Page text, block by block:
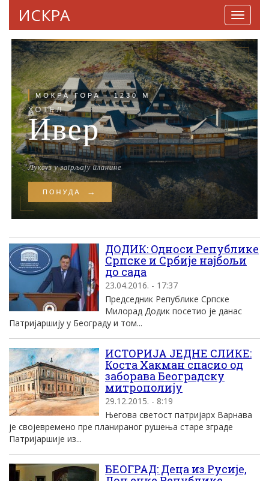
ИСКРА
ДОДИК: Oдноси Републике
Српске и Србиjе наjбољи
до сада
23.04.2016. - 17:37
Председник Републике Српске
Mилорад Додик посетио jе данас
Патриjаршиjу у Београду и том...
ИСТОРИЈА ЈЕДНЕ СЛИКЕ:
Коста Хакман спасио од
заборава Београдску
митрополију
29.12.2015. - 8:19
Његова светост патријарх Варнава
је својевремено пре планираног рушења старе зграде
Патријаршије из...
БЕОГРАД: Деца из Русије,